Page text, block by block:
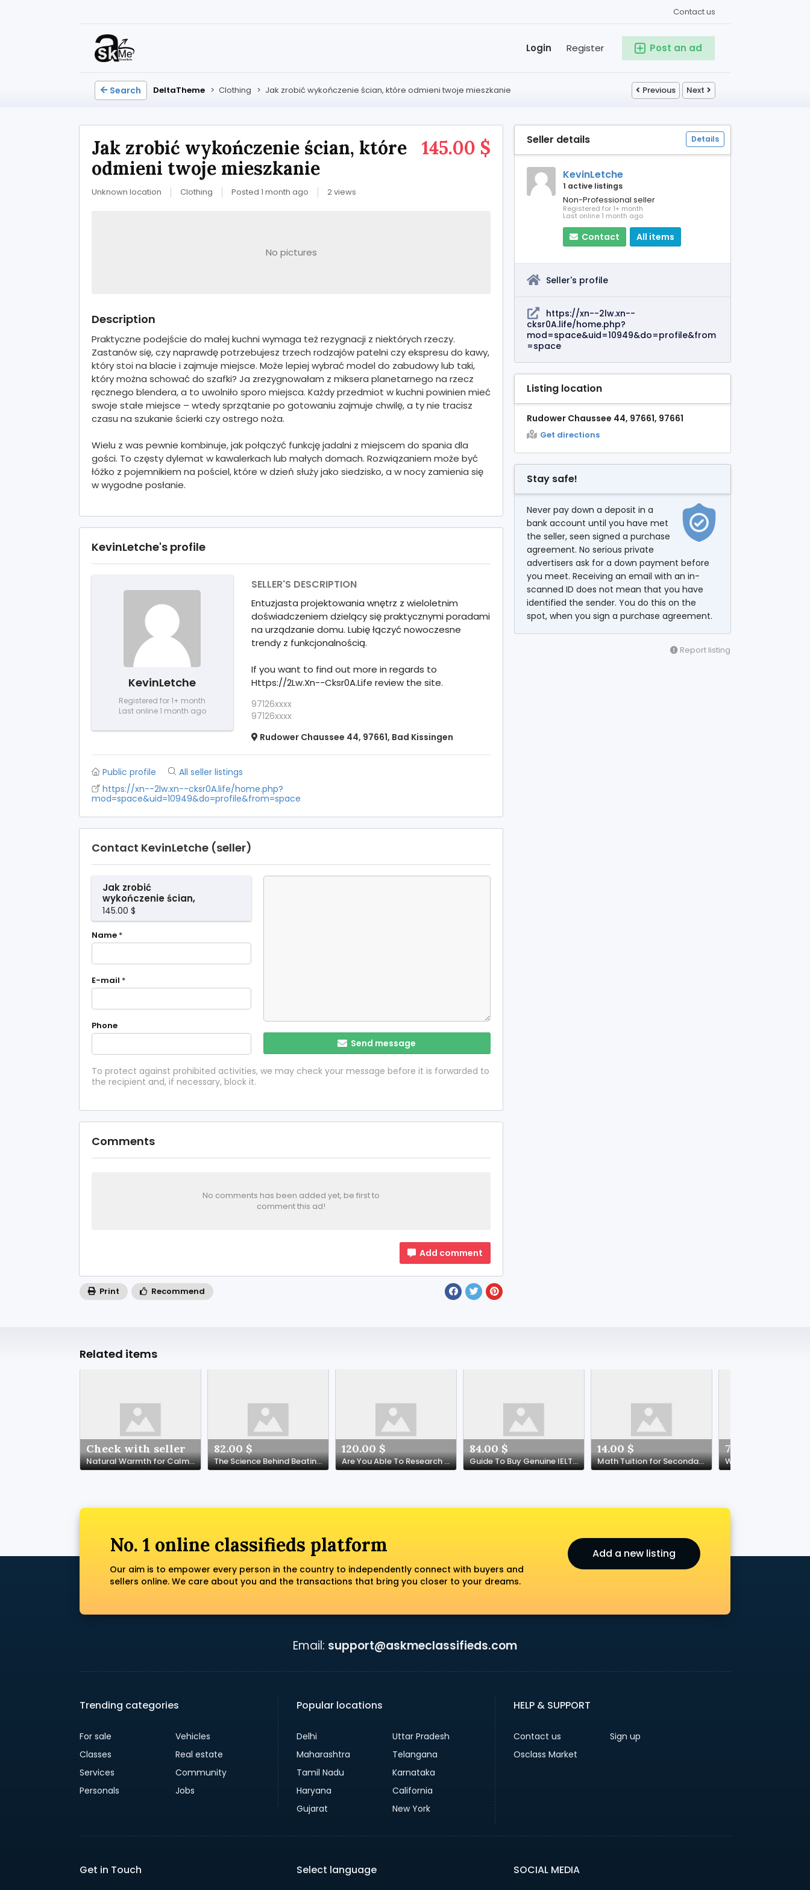
Contact us
Post an ad
Register
Login
Search DeltaTheme > Clothing > Jak zrobić wykończenie ścian, które odmieni twoje mieszkanie Previous Next
145.00 $
Jak zrobić wykończenie ścian, które
odmieni twoje mieszkanie
Unknown location Clothing Posted 1 month ago 2 views
No pictures
Description
Praktyczne podejście do małej kuchni wymaga też rezygnacji z niektórych rzeczy.
Zastanów się, czy naprawdę potrzebujesz trzech rodzajów patelni czy ekspresu do kawy,
który stoi na blacie i zajmuje miejsce. Może lepiej wybrać model do zabudowy lub taki,
który można schować do szafki? Ja zrezygnowałam z miksera planetarnego na rzecz
ręcznego blendera, a to uwolniło sporo miejsca. Każdy przedmiot w kuchni powinien mieć
swoje stałe miejsce – wtedy sprzątanie po gotowaniu zajmuje chwilę, a ty nie tracisz
czasu na szukanie ścierki czy ostrego noża.
Wielu z was pewnie kombinuje, jak połączyć funkcję jadalni z miejscem do spania dla
gości. To częsty dylemat w kawalerkach lub małych domach. Rozwiązaniem może być
łóżko z pojemnikiem na pościel, które w dzień służy jako siedzisko, a w nocy zamienia się
w wygodne posłanie.
KevinLetche's profile
KevinLetche
Registered for 1+ month
Last online 1 month ago
SELLER'S DESCRIPTION
Entuzjasta projektowania wnętrz z wieloletnim
doświadczeniem dzielący się praktycznymi poradami
na urządzanie domu. Lubię łączyć nowoczesne
trendy z funkcjonalnością.
If you want to find out more in regards to
Https://2Lw.Xn--Cksr0A.Life review the site.
97126xxxx
97126xxxx
Rudower Chaussee 44, 97661, Bad Kissingen
Public profile
All seller listings
https://xn--2lw.xn--cksr0A.life/home.php?
mod=space&uid=10949&do=profile&from=space
Contact KevinLetche (seller)
Jak zrobić
wykończenie ścian,
które odmieni
twoje mieszkanie
145.00 $
Name *
E-mail *
Phone
Send message
To protect against prohibited activities, we may check your message before it is forwarded to
the recipient and, if necessary, block it.
Comments
No comments has been added yet, be first to
comment this ad!
Add comment
Print Recommend
Seller details Details
KevinLetche
1 active listings
Non-Professional seller
Registered for 1+ month
Last online 1 month ago
Contact All items
Seller's profile
https://xn--2lw.xn--
cksr0A.life/home.php?
mod=space&uid=10949&do=profile&from
=space
Listing location
Rudower Chaussee 44, 97661, 97661
Get directions
Stay safe!
Never pay down a deposit in a
bank account until you have met
the seller, seen signed a purchase
agreement. No serious private
advertisers ask for a down payment before
you meet. Receiving an email with an in-
scanned ID does not mean that you have
identified the sender. You do this on the
spot, when you sign a purchase agreement.
Report listing
Related items
Check with seller
Natural Warmth for Calm and Comfortable Nights
82.00 $
The Science Behind Beating Blackjack
120.00 $
Are You Able To Research Buy IELTS Certificate Online
84.00 $
Guide To Buy Genuine IELTS Certificate: The Intermediate Guide Towards Buy Genuine IELTS Certificate
14.00 $
Math Tuition for Secondary 3 Students in Singapore: A Parent's Essential Guide
71.00 $
No. 1 online classifieds platform
Our aim is to empower every person in the country to independently connect with buyers and
sellers online. We care about you and the transactions that bring you closer to your dreams.
Add a new listing
Email: support@askmeclassifieds.com
Trending categories
For sale
Vehicles
Classes
Real estate
Services
Community
Personals
Jobs
Popular locations
Delhi
Uttar Pradesh
Maharashtra
Telangana
Tamil Nadu
Karnataka
Haryana
California
Gujarat
New York
HELP & SUPPORT
Contact us
Sign up
Osclass Market
Get in Touch Select language SOCIAL MEDIA